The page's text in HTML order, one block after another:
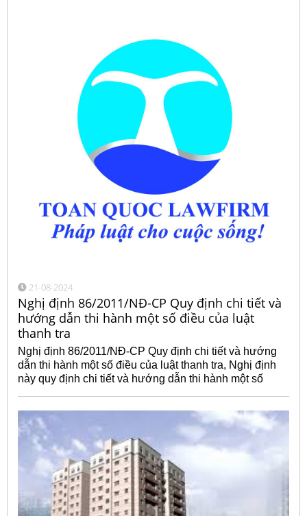
21-08-2024
Nghị định 86/2011/NĐ-CP Quy định chi tiết và
hướng dẫn thi hành một số điều của luật
thanh tra
Nghị định 86/2011/NĐ-CP Quy định chi tiết và hướng
dẫn thi hành một số điều của luật thanh tra, Nghị định
này quy định chi tiết và hướng dẫn thi hành một số